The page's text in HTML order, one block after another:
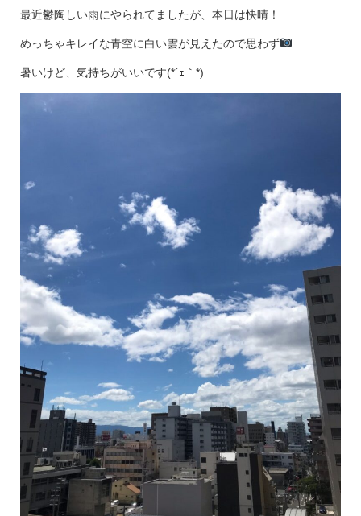
最近鬱陶しい雨にやられてましたが、本日は快晴！
めっちゃキレイな青空に白い雲が見えたので思わず
暑いけど、気持ちがいいです(*´ｪ｀*)